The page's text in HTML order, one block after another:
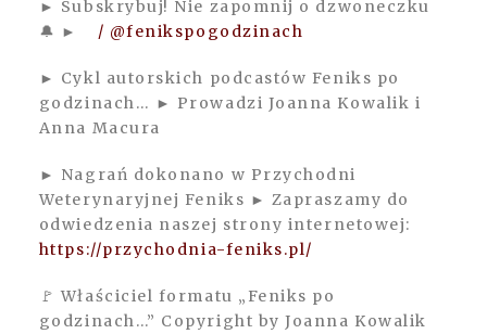
► Subskrybuj! Nie zapomnij o dzwoneczku
🔔 ►
/ @fenikspogodzinach
► Cykl autorskich podcastów Feniks po
godzinach… ► Prowadzi Joanna Kowalik i
Anna Macura
► Nagrań dokonano w Przychodni
Weterynaryjnej Feniks ► Zapraszamy do
odwiedzenia naszej strony internetowej:
https://przychodnia-feniks.pl/
🚩 Właściciel formatu „Feniks po
godzinach…” Copyright by Joanna Kowalik